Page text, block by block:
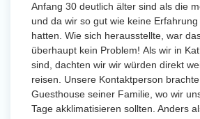
Anfang 30 deutlich älter sind als die
und da wir so gut wie keine
hatten. Wie sich herausstellte, war
überhaupt kein Problem! Als wir in
sind, dachten wir wir würden direkt
reisen. Unsere Kontaktperson
Guesthouse seiner Familie, wo wir
Tage akklimatisieren sollten. Anders